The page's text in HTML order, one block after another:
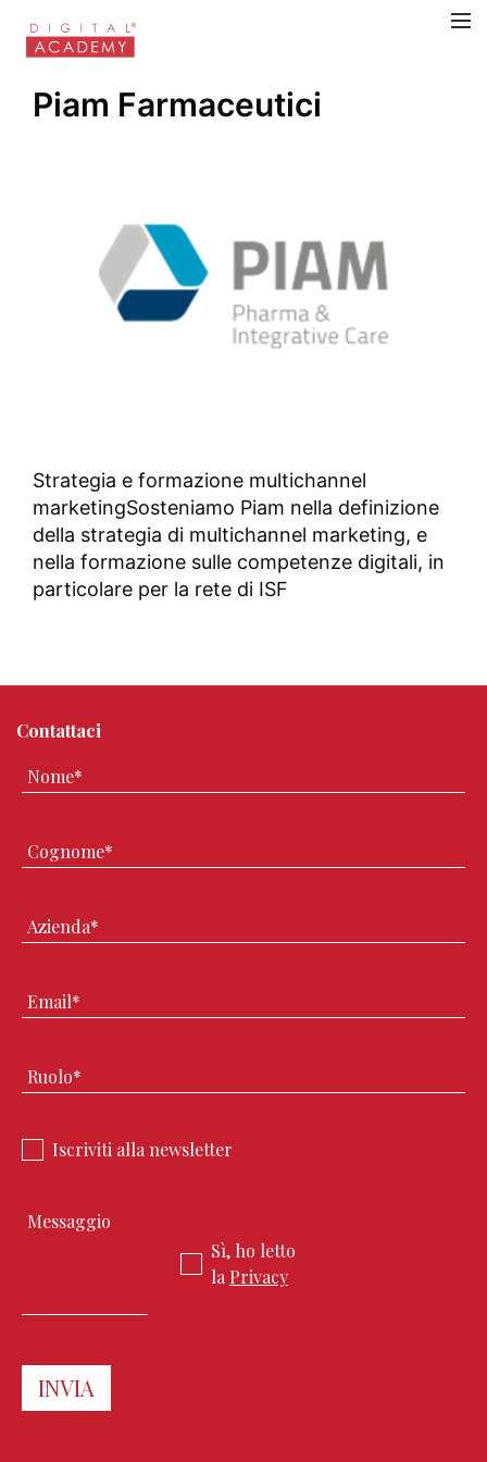
Piam Farmaceutici
Strategia e formazione multichannel
marketingSosteniamo Piam nella definizione
della strategia di multichannel marketing, e
nella formazione sulle competenze digitali, in
particolare per la rete di ISF
Contattaci
Iscriviti alla newsletter
Sì, ho letto
la Privacy